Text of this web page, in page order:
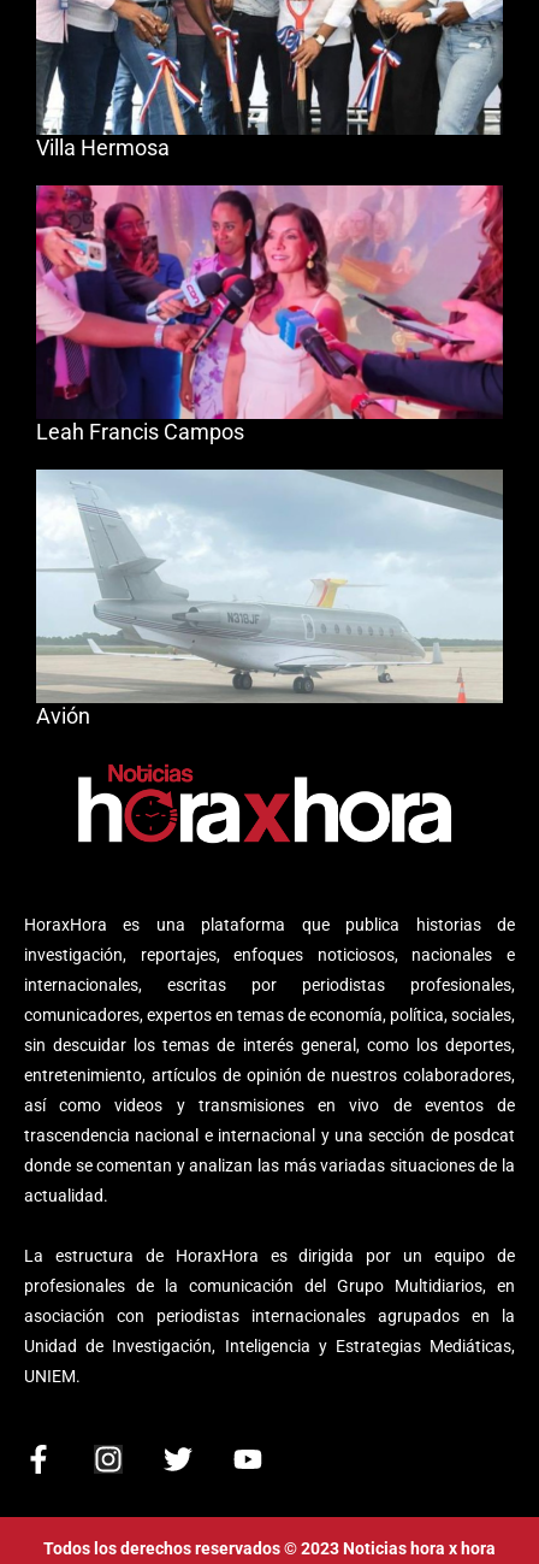
HoraxHora es una plataforma que publica historias de
investigación, reportajes, enfoques noticiosos, nacionales e
internacionales, escritas por periodistas profesionales,
comunicadores, expertos en temas de economía, política, sociales,
sin descuidar los temas de interés general, como los deportes,
entretenimiento, artículos de opinión de nuestros colaboradores,
así como videos y transmisiones en vivo de eventos de
trascendencia nacional e internacional y una sección de posdcat
donde se comentan y analizan las más variadas situaciones de la
actualidad.
La estructura de HoraxHora es dirigida por un equipo de
profesionales de la comunicación del Grupo Multidiarios, en
asociación con periodistas internacionales agrupados en la
Unidad de Investigación, Inteligencia y Estrategias Mediáticas,
UNIEM.
F
c
e
I
s
t
T
i
t
Y
u
t
Villa Hermosa
Leah Francis Campos
Avión
Todos los derechos reservados © 2023 Noticias hora x hora